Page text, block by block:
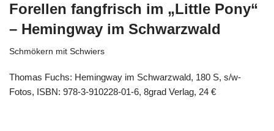
Forellen fangfrisch im „Little Pony“
– Hemingway im Schwarzwald
Schmökern mit Schwiers
Thomas Fuchs: Hemingway im Schwarzwald, 180 S, s/w-
Fotos, ISBN: 978-3-910228-01-6, 8grad Verlag, 24 €